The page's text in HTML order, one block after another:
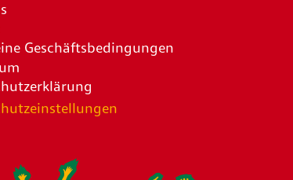
Geschäftsbedingungen